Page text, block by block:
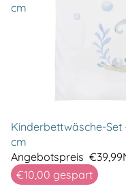
cm
Kinderbettwäsche-Set
cm
Angebotspreis €39,99
€10,00 gespart